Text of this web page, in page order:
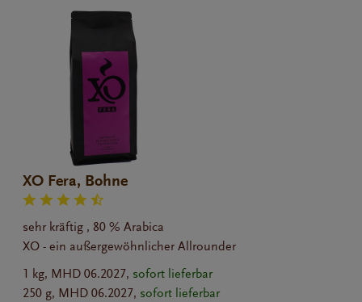
XO Fera, Bohne
sehr kräftig , 80 % Arabica
XO - ein außergewöhnlicher Allrounder
1 kg, MHD 06.2027, sofort lieferbar
250 g, MHD 06.2027, sofort lieferbar